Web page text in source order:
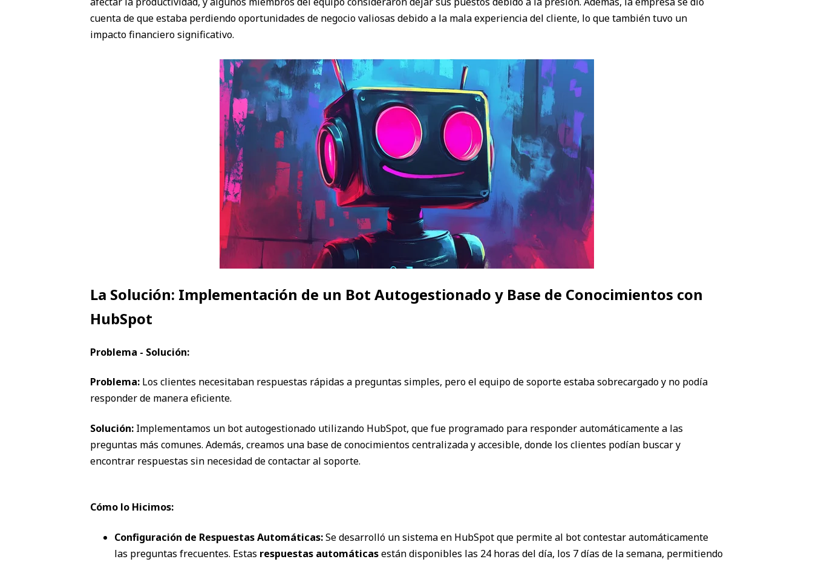
cuenta de que estaba perdiendo oportunidades de negocio valiosas debido a la mala experiencia del cliente, lo que también tuvo un
impacto financiero significativo.
La Solución: Implementación de un Bot Autogestionado y Base de Conocimientos con
HubSpot
Problema - Solución:
Problema: Los clientes necesitaban respuestas rápidas a preguntas simples, pero el equipo de soporte estaba sobrecargado y no podía
responder de manera eficiente.
Solución: Implementamos un bot autogestionado utilizando HubSpot, que fue programado para responder automáticamente a las
preguntas más comunes. Además, creamos una base de conocimientos centralizada y accesible, donde los clientes podían buscar y
encontrar respuestas sin necesidad de contactar al soporte.
Cómo lo Hicimos:
Configuración de Respuestas Automáticas:Se desarrolló un sistema en HubSpot que permite al bot contestar automáticamente
las preguntas frecuentes. Estas respuestas automáticasestán disponibles las 24 horas del día, los 7 días de la semana, permitiendo